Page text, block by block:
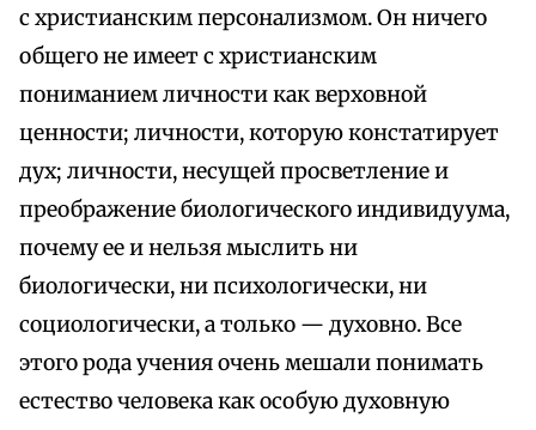
с христианским персонализмом. Он ничего
общего не имеет с христианским
пониманием личности как верховной
ценности; личности, которую констатирует
дух; личности, несущей просветление и
преображение биологического индивидуума,
почему ее и нельзя мыслить ни
биологически, ни психологически, ни
социологически, а только — духовно. Все
этого рода учения очень мешали понимать
естество человека как особую духовную